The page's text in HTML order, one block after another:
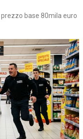
prezzo base 80mila euro